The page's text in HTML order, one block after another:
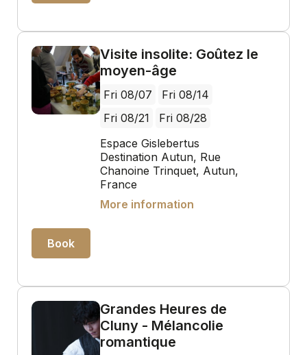
Visite insolite: Goûtez le
moyen-âge
Fri 08/07
Fri 08/14
Fri 08/21
Fri 08/28
Espace Gislebertus
Destination Autun, Rue
Chanoine Trinquet, Autun,
France
More information
Book
Grandes Heures de
Cluny - Mélancolie
romantique